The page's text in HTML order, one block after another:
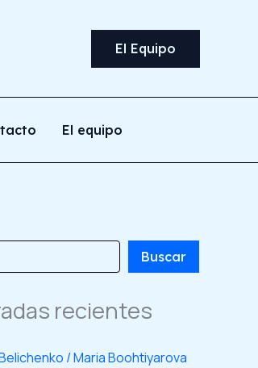
El Equipo
El equipo
Buscar
recientes
/ Maria Boohtiyarova